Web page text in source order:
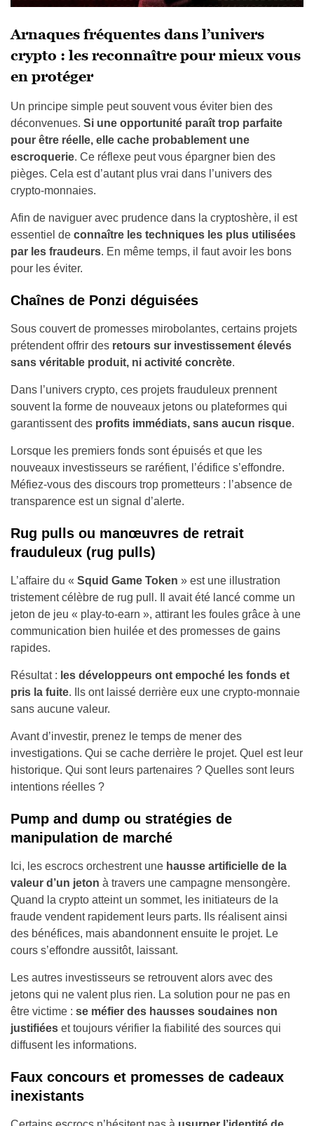
Arnaques fréquentes dans l’univers
crypto : les reconnaître pour mieux vous
en protéger
Un principe simple peut souvent vous éviter bien des
déconvenues. Si une opportunité paraît trop parfaite
pour être réelle, elle cache probablement une
escroquerie. Ce réflexe peut vous épargner bien des
pièges. Cela est d’autant plus vrai dans l’univers des
crypto-monnaies.
Afin de naviguer avec prudence dans la cryptoshère, il est
essentiel de connaître les techniques les plus utilisées
par les fraudeurs. En même temps, il faut avoir les bons
pour les éviter.
Chaînes de Ponzi déguisées
Sous couvert de promesses mirobolantes, certains projets
prétendent offrir des retours sur investissement élevés
sans véritable produit, ni activité concrète.
Dans l’univers crypto, ces projets frauduleux prennent
souvent la forme de nouveaux jetons ou plateformes qui
garantissent des profits immédiats, sans aucun risque.
Lorsque les premiers fonds sont épuisés et que les
nouveaux investisseurs se raréfient, l’édifice s’effondre.
Méfiez-vous des discours trop prometteurs : l’absence de
transparence est un signal d’alerte.
Rug pulls ou manœuvres de retrait
frauduleux (rug pulls)
L’affaire du « Squid Game Token » est une illustration
tristement célèbre de rug pull. Il avait été lancé comme un
jeton de jeu « play-to-earn », attirant les foules grâce à une
communication bien huilée et des promesses de gains
rapides.
Résultat : les développeurs ont empoché les fonds et
pris la fuite. Ils ont laissé derrière eux une crypto-monnaie
sans aucune valeur.
Avant d’investir, prenez le temps de mener des
investigations. Qui se cache derrière le projet. Quel est leur
historique. Qui sont leurs partenaires ? Quelles sont leurs
intentions réelles ?
Pump and dump ou stratégies de
manipulation de marché
Ici, les escrocs orchestrent une hausse artificielle de la
valeur d’un jeton à travers une campagne mensongère.
Quand la crypto atteint un sommet, les initiateurs de la
fraude vendent rapidement leurs parts. Ils réalisent ainsi
des bénéfices, mais abandonnent ensuite le projet. Le
cours s’effondre aussitôt, laissant.
Les autres investisseurs se retrouvent alors avec des
jetons qui ne valent plus rien. La solution pour ne pas en
être victime : se méfier des hausses soudaines non
justifiées et toujours vérifier la fiabilité des sources qui
diffusent les informations.
Faux concours et promesses de cadeaux
inexistants